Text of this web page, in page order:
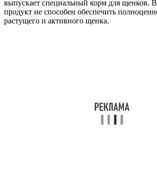
выпускает специальный корм для щенков.
продукт не способен обеспечить
растущего и активного щенка.